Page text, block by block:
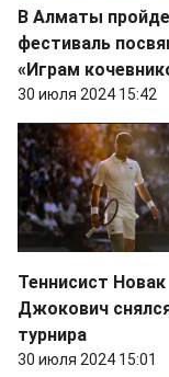
В Алматы
фестиваль
«Играм
30 июля 2024 15:42
Теннисист Новак
Джокович
турнира
30 июля 2024 15:01